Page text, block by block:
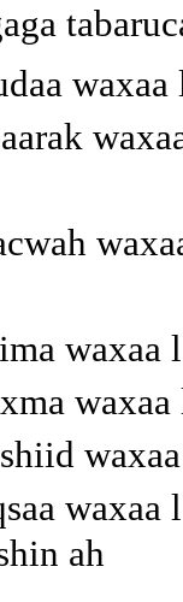
waxaa
waxaa
waxaa
waxaa
waxaa
ah